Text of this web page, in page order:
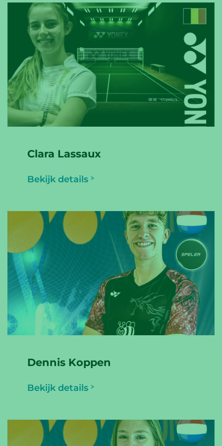
Clara Lassaux
Bekijk details
Dennis Koppen
Bekijk details